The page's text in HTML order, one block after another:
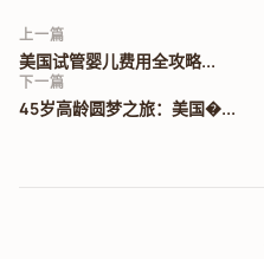
上一篇
美国试管婴儿费用全攻略...
下一篇
45岁高龄圆梦之旅：美国�...